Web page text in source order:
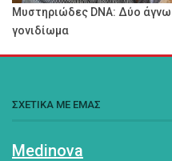
Μυστηριώδες DNA: Δύο
γονιδίωμα
ΣΧΕΤΙΚΑ ΜΕ ΕΜΑΣ
Medinova